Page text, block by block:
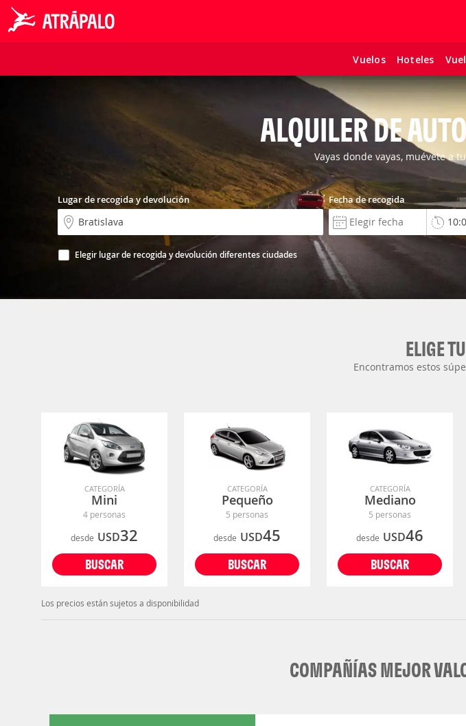
Vuelos Hoteles
ALQUILER DE
Vayas donde vayas, muévete a
Lugar de recogida y devolución
Elegir lugar de recogida y devolución diferentes ciudades
Fecha de recogida
ELIGE
Encontramos estos
CATEGORÍA
Mini
4 personas
desde USD32
BUSCAR
CATEGORÍA
Pequeño
5 personas
desde USD45
BUSCAR
CATEGORÍA
Mediano
5 personas
desde USD46
BUSCAR
Los precios están sujetos a disponibilidad
COMPAÑÍAS MEJOR